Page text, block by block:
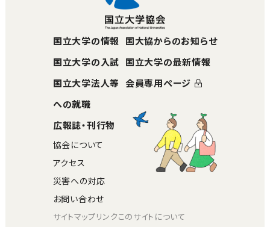
国立大学の情報
国立大学の入試
国立大学法人等
への就職
広報誌・刊行物
国大協からのお知らせ
国立大学の最新情報
会員専用ページ
協会について
アクセス
災害への対応
お問い合わせ
サイトマップリンクこのサイトについて